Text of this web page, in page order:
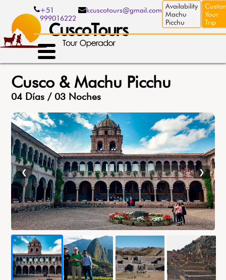
contenido
principal
+51
999016222
kcuscotours@gmail.com Availability
Machu
Picchu
Your
Trip
Cusco & Machu Picchu
04 Días / 03 Noches
❮ ❯